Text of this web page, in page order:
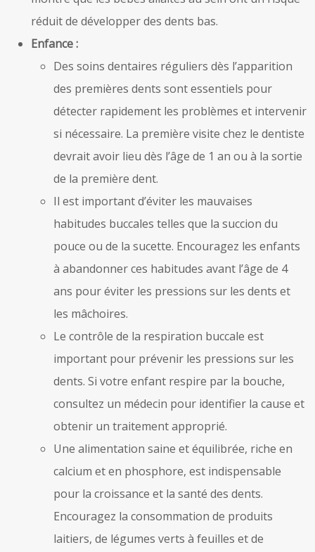
réduit de développer des dents bas.
Enfance :
Des soins dentaires réguliers dès l’apparition
des premières dents sont essentiels pour
détecter rapidement les problèmes et intervenir
si nécessaire. La première visite chez le dentiste
devrait avoir lieu dès l’âge de 1 an ou à la sortie
de la première dent.
Il est important d’éviter les mauvaises
habitudes buccales telles que la succion du
pouce ou de la sucette. Encouragez les enfants
à abandonner ces habitudes avant l’âge de 4
ans pour éviter les pressions sur les dents et
les mâchoires.
Le contrôle de la respiration buccale est
important pour prévenir les pressions sur les
dents. Si votre enfant respire par la bouche,
consultez un médecin pour identifier la cause et
obtenir un traitement approprié.
Une alimentation saine et équilibrée, riche en
calcium et en phosphore, est indispensable
pour la croissance et la santé des dents.
Encouragez la consommation de produits
laitiers, de légumes verts à feuilles et de